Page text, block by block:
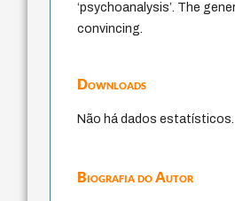
‘psychoanalysis’. The
convincing.
Downloads
Não há dados estatísticos.
Biografia do Autor